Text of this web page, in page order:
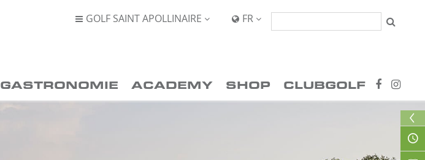
 GOLF SAINT APOLLINAIRE  FR 
GASTRONOMIE ACADEMY SHOP CLUBGOLF